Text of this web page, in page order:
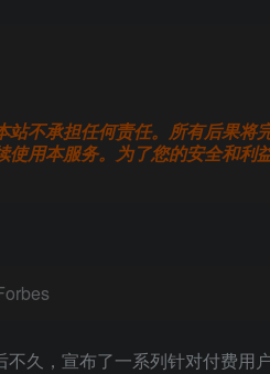
不承担任何责任。所有后果将
用本服务。为了您的安全和利
久，宣布了一系列针对付费用